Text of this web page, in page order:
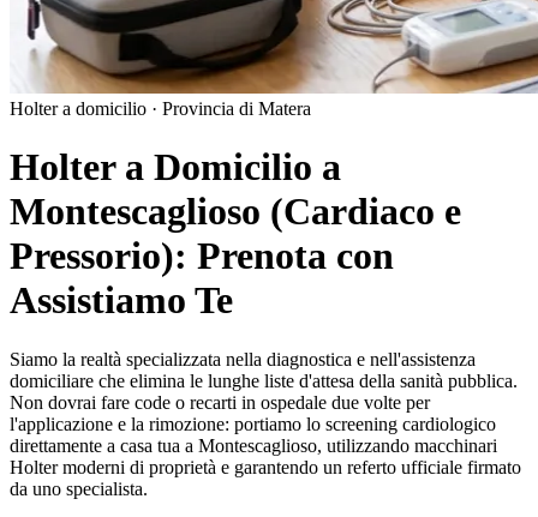
Holter a domicilio · Provincia di Matera
Holter a Domicilio a
Montescaglioso (Cardiaco e
Pressorio): Prenota con
Assistiamo Te
Siamo la realtà specializzata nella diagnostica e nell'assistenza
domiciliare che elimina le lunghe liste d'attesa della sanità pubblica.
Non dovrai fare code o recarti in ospedale due volte per
l'applicazione e la rimozione: portiamo lo screening cardiologico
direttamente a casa tua a Montescaglioso, utilizzando macchinari
Holter moderni di proprietà e garantendo un referto ufficiale firmato
da uno specialista.